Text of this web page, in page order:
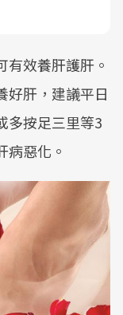
效養肝護肝。
好肝，建議平日
多按足三里等3
病惡化。